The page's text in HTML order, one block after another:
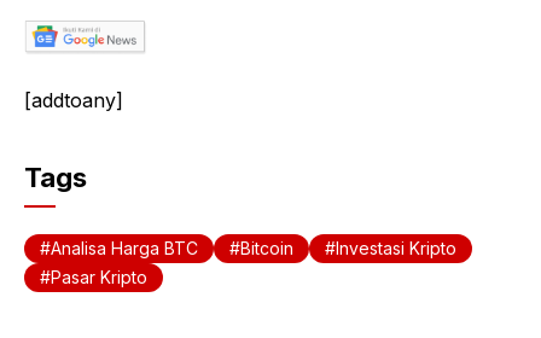
[addtoany]
Tags
Analisa Harga BTC Bitcoin
Investasi Kripto
Pasar Kripto